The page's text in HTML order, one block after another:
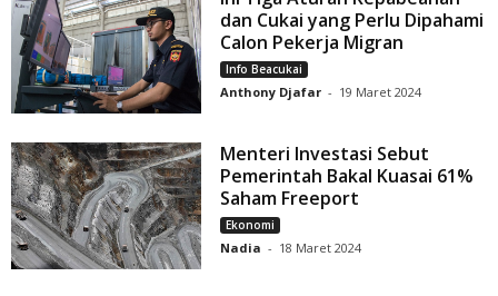
dan Cukai yang Perlu Dipahami
Calon Pekerja Migran
Info Beacukai
Anthony Djafar - 19 Maret 2024
Menteri Investasi Sebut
Pemerintah Bakal Kuasai 61%
Saham Freeport
Ekonomi
Nadia - 18 Maret 2024